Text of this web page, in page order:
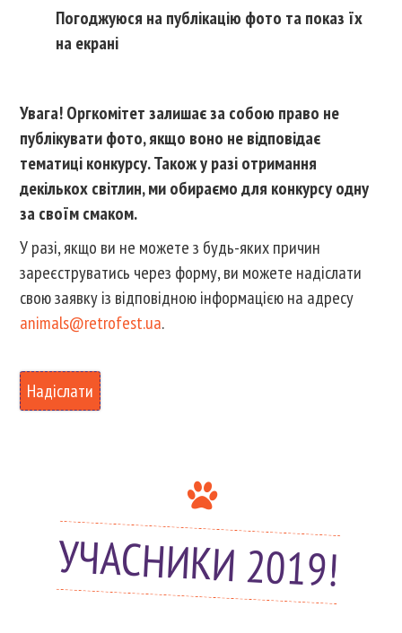
Погоджуюся на публікацію фото та показ їх
на екрані
Увага! Оргкомітет залишає за собою право не
публікувати фото, якщо воно не відповідає
тематиці конкурсу. Також у разі отримання
декількох світлин, ми обираємо для конкурсу одну
за своїм смаком.
У разі, якщо ви не можете з будь-яких причин
зареєструватись через форму, ви можете надіслати
свою заявку із відповідною інформацією на адресу
animals@retrofest.ua.
УЧАСНИКИ 2019!